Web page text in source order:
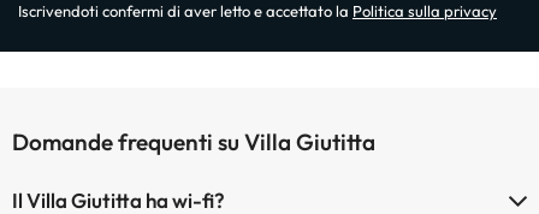
Iscrivendoti confermi di aver letto e accettato la Politica sulla privacy
Domande frequenti su Villa Giutitta
Il Villa Giutitta ha wi-fi?